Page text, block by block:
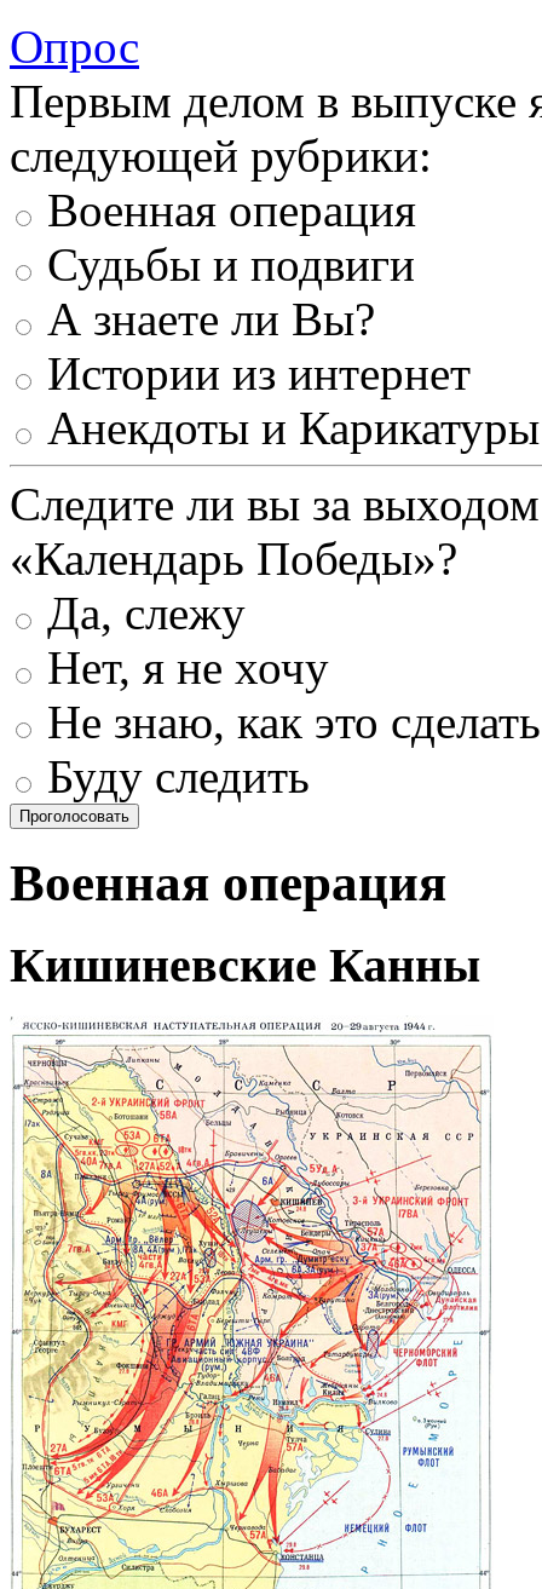
Опрос
Первым делом в выпуске
следующей рубрики:
Военная операция
Судьбы и подвиги
А знаете ли Вы?
Истории из интернет
Анекдоты и Карикатуры
Следите ли вы за
«Календарь Победы»?
Да, слежу
Нет, я не хочу
Не знаю, как это сделать
Буду следить
Проголосовать
Военная операция
Кишиневские Канны